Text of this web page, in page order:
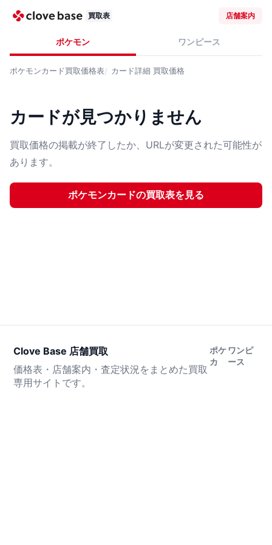
買取表 店舗案内
ポケモン ワンピース
ポケモンカード買取価格表 カード詳細 買取価格
カードが見つかりません
買取価格の掲載が終了したか、URLが変更された可能性が
あります。
ポケモンカードの買取表を見る
Clove Base 店舗買取
価格表・店舗案内・査定状況をまとめた買取
専用サイトです。
ポケ
カ
ワンピ
ース